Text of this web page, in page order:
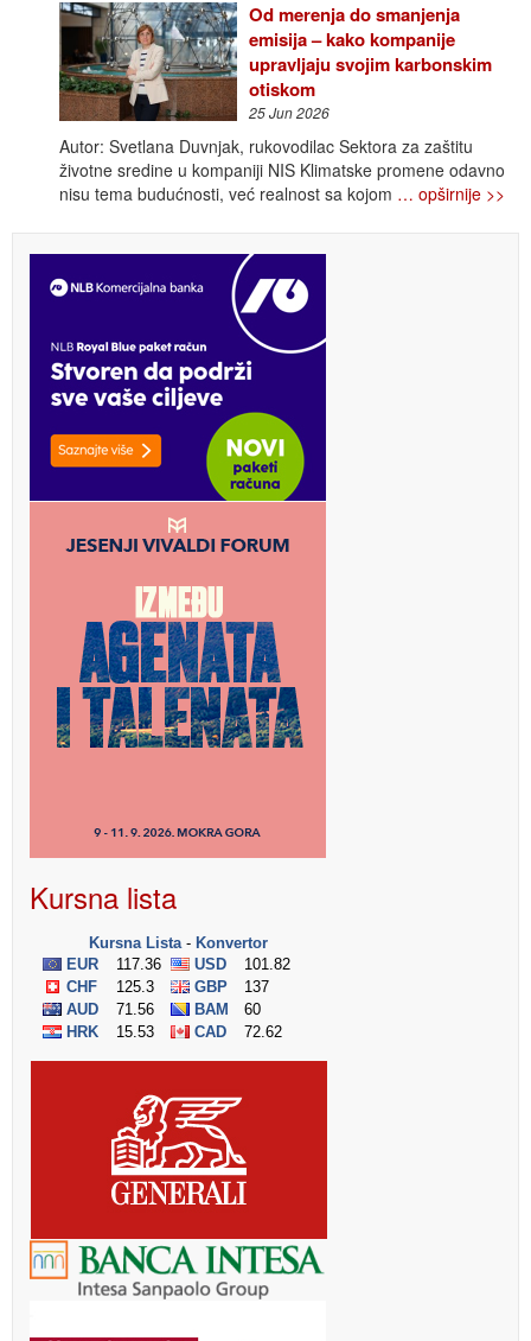
Od merenja do smanjenja
emisija – kako kompanije
upravljaju svojim karbonskim
otiskom
25 Jun 2026
Autor: Svetlana Duvnjak, rukovodilac Sektora za zaštitu
životne sredine u kompaniji NIS Klimatske promene odavno
nisu tema budućnosti, već realnost sa kojom … opširnije >>
Kursna lista